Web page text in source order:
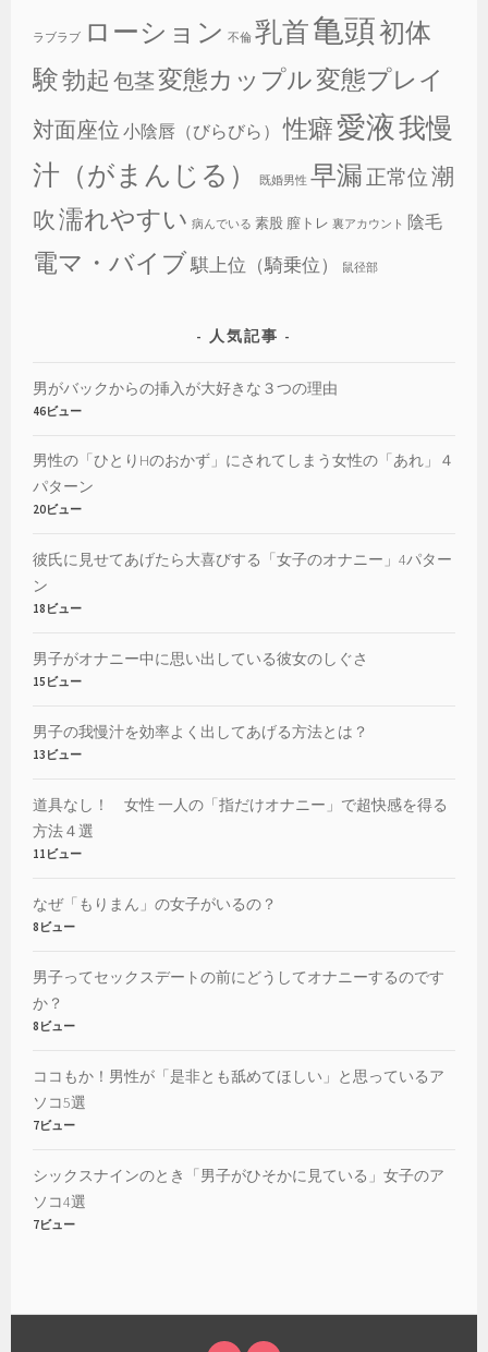
ラブラブ ローション 不倫 乳首亀頭初体
験勃起 包茎変態カップル変態プレイ
対面座位 小陰唇（びらびら） 性癖愛液我慢
汁（がまんじる）
既婚男性 早漏 正常位潮
吹 濡れやすい 病んでいる 素股 膣トレ 裏アカウント 陰毛
電マ・バイブ騏上位（騎乗位） 鼠径部
人気記事
男がバックからの挿入が大好きな３つの理由
46ビュー
男性の「ひとりHのおかず」にされてしまう女性の「あれ」４
パターン
20ビュー
彼氏に見せてあげたら大喜びする「女子のオナニー」4パター
ン
18ビュー
男子がオナニー中に思い出している彼女のしぐさ
15ビュー
男子の我慢汁を効率よく出してあげる方法とは？
13ビュー
道具なし！ 女性 一人の「指だけオナニー」で超快感を得る
方法４選
11ビュー
なぜ「もりまん」の女子がいるの？
8ビュー
男子ってセックスデートの前にどうしてオナニーするのです
か？
8ビュー
ココもか！男性が「是非とも舐めてほしい」と思っているア
ソコ5選
7ビュー
シックスナインのとき「男子がひそかに見ている」女子のア
ソコ4選
7ビュー